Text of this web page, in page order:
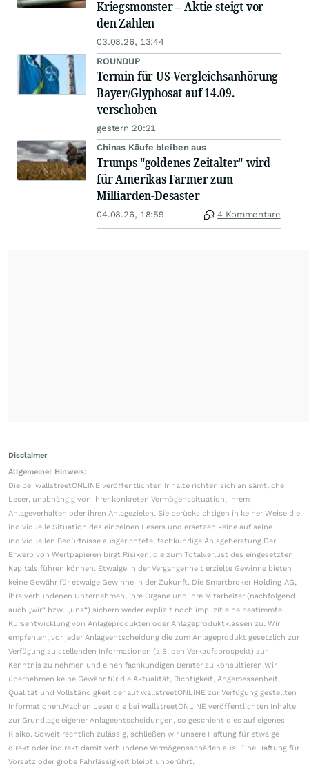
Kriegsmonster – Aktie steigt vor
den Zahlen
03.08.26, 13:44
ROUNDUP
Termin für US-Vergleichsanhörung
Bayer/Glyphosat auf 14.09.
verschoben
gestern 20:21
Chinas Käufe bleiben aus
Trumps "goldenes Zeitalter" wird
für Amerikas Farmer zum
Milliarden-Desaster
04.08.26, 18:59 4 Kommentare
Disclaimer
Allgemeiner Hinweis:
Die bei wallstreetONLINE veröffentlichten Inhalte richten sich an sämtliche
Leser, unabhängig von ihrer konkreten Vermögenssituation, ihrem
Anlageverhalten oder ihren Anlagezielen. Sie berücksichtigen in keiner Weise die
individuelle Situation des einzelnen Lesers und ersetzen keine auf seine
individuellen Bedürfnisse ausgerichtete, fachkundige Anlageberatung.Der
Erwerb von Wertpapieren birgt Risiken, die zum Totalverlust des eingesetzten
Kapitals führen können. Etwaige in der Vergangenheit erzielte Gewinne bieten
keine Gewähr für etwaige Gewinne in der Zukunft. Die Smartbroker Holding AG,
ihre verbundenen Unternehmen, ihre Organe und ihre Mitarbeiter (nachfolgend
auch „wir“ bzw. „uns“) sichern weder explizit noch implizit eine bestimmte
Kursentwicklung von Anlageprodukten oder Anlageproduktklassen zu. Wir
empfehlen, vor jeder Anlageentscheidung die zum Anlageprodukt gesetzlich zur
Verfügung zu stellenden Informationen (z.B. den Verkaufsprospekt) zur
Kenntnis zu nehmen und einen fachkundigen Berater zu konsultieren.Wir
übernehmen keine Gewähr für die Aktualität, Richtigkeit, Angemessenheit,
Qualität und Vollständigkeit der auf wallstreetONLINE zur Verfügung gestellten
Informationen.Machen Leser die bei wallstreetONLINE veröffentlichten Inhalte
zur Grundlage eigener Anlageentscheidungen, so geschieht dies auf eigenes
Risiko. Soweit rechtlich zulässig, schließen wir unsere Haftung für etwaige
direkt oder indirekt damit verbundene Vermögensschäden aus. Eine Haftung für
Vorsatz oder grobe Fahrlässigkeit bleibt unberührt.